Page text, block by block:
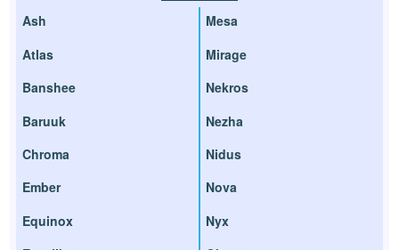
Ash
Atlas
Banshee
Baruuk
Chroma
Ember
Equinox
Mesa
Mirage
Nekros
Nezha
Nidus
Nova
Nyx